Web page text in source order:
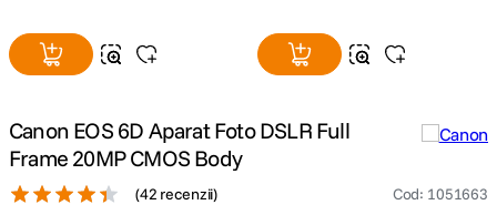
Canon EOS 6D Aparat Foto DSLR Full
Frame 20MP CMOS Body
(42 recenzii) Cod: 1051663